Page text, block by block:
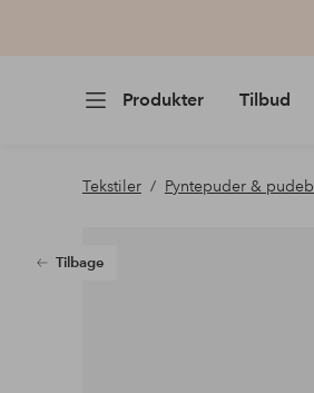
Produkter Tilbud
Tekstiler Pyntepuder &
Tilbage